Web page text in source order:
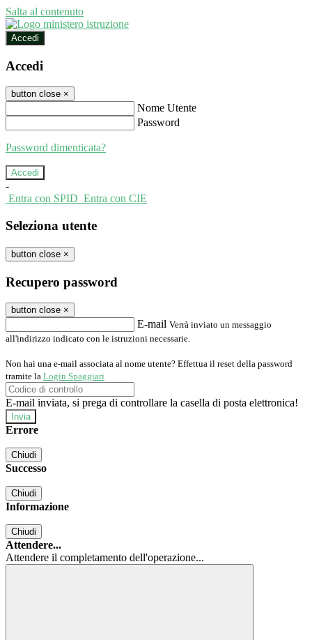
Salta al contenuto
Accedi
Accedi
button close ×
Nome Utente
Password
Password dimenticata?
-
Entra con SPID Entra con CIE
Seleziona utente
button close ×
Recupero password
button close ×
E-mail Verrà inviato un messaggio
all'indirizzo indicato con le istruzioni necessarie.
Non hai una e-mail associata al nome utente? Effettua il reset della password
tramite la Login Spaggiari
E-mail inviata, si prega di controllare la casella di posta elettronica!
Errore
Chiudi
Successo
Chiudi
Informazione
Chiudi
Attendere...
Attendere il completamento dell'operazione...